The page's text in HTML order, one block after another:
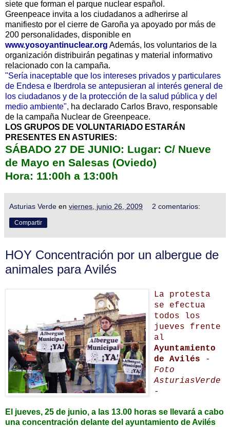
siete que forman el parque nuclear español.
Greenpeace invita a los ciudadanos a adherirse al
manifiesto por el cierre de Garoña ya apoyado por más de
200 personalidades, disponible en
www.yosoyantinuclear.org Además, los voluntarios de la
organización distribuirán pegatinas y material informativo
relacionado con la campaña.
"Sería inaceptable que los intereses privados y particulares
de Endesa e Iberdrola se antepusieran al interés general de
los ciudadanos y de la protección de la salud pública y del
medio ambiente", ha declarado Carlos Bravo, responsable
de la campaña Nuclear de Greenpeace.
LOS GRUPOS DE VOLUNTARIADO ESTARÁN
PRESENTES EN ASTURIES:
SÁBADO 27 DE JUNIO: Lugar: C/ Nueve
de Mayo en Salesas (Oviedo)
Hora: 11:00h a 13:00h
Asturias Verde en viernes, junio 26, 2009 2 comentarios:
Compartir
HOY Concentración por un albergue de
animales para Avilés
La protesta
se efectua
todos los
jueves frente
al
Ayuntamiento
de Avilés
-
Foto
AsturiasVerde
-
El jueves, 25 de junio, a las 13.00 horas se llevará a cabo
una concentración delante del ayuntamiento de Avilés